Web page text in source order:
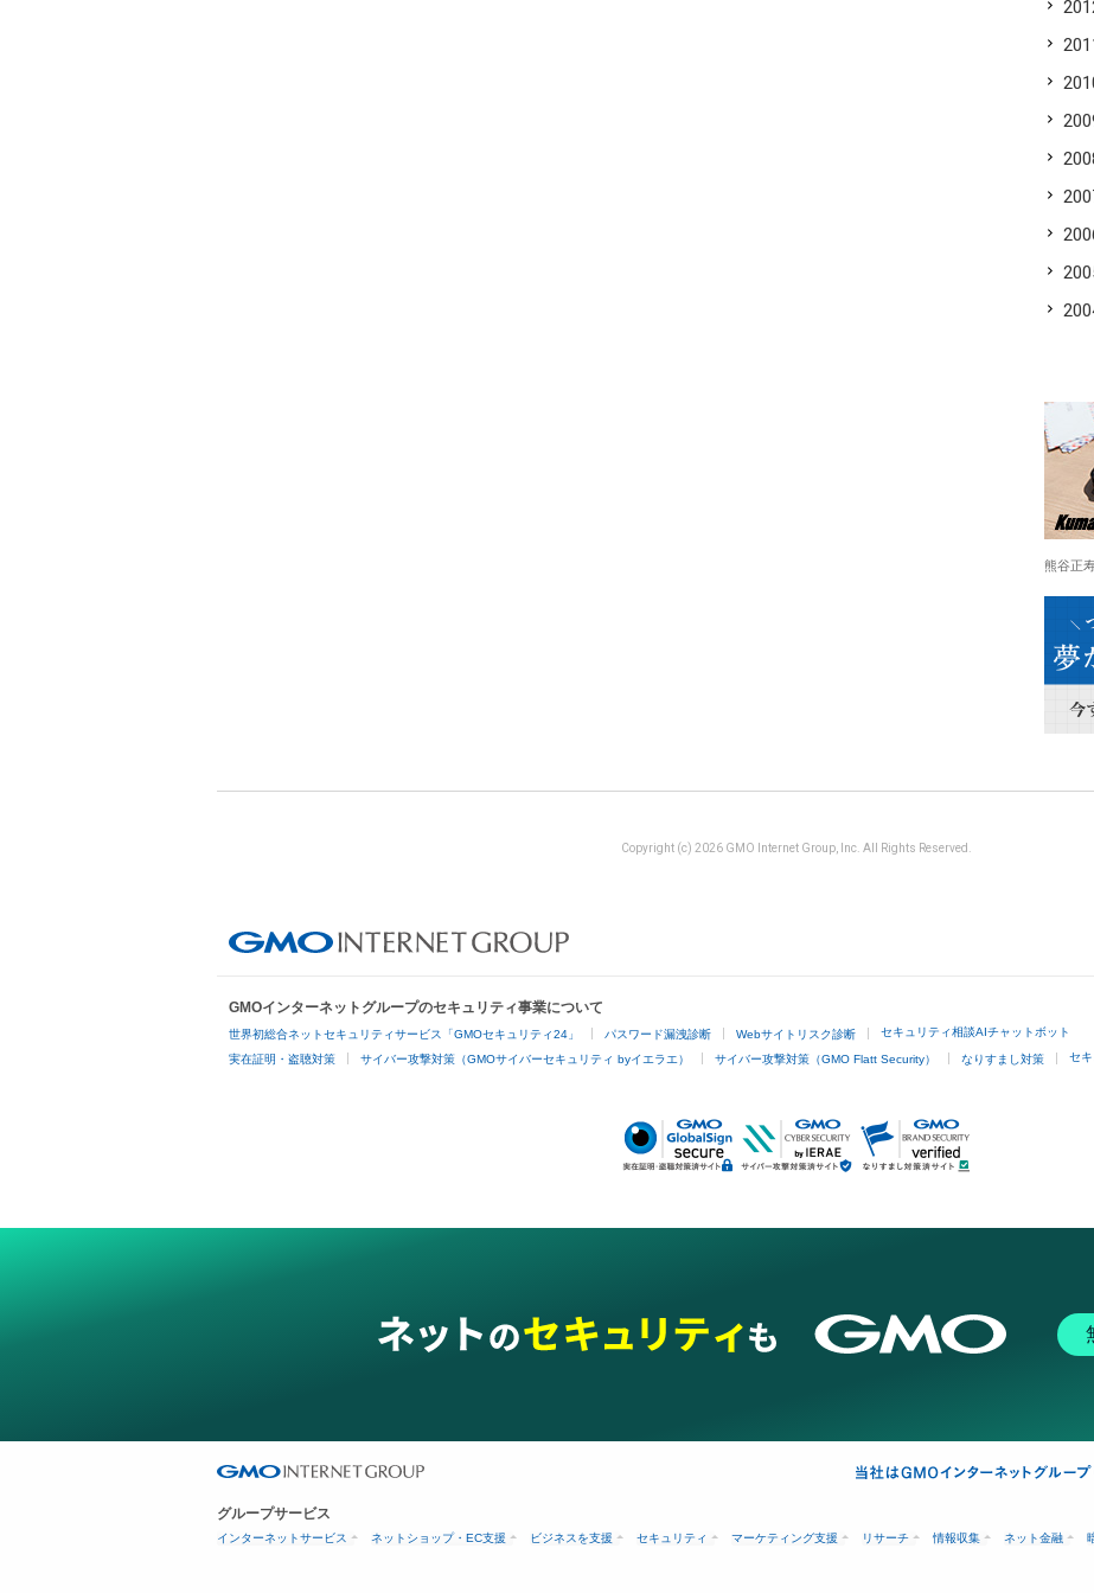
熊谷正
Copyright (c) 2026 GMO Internet Group, Inc. All Rights Reserved.
GMOインターネットグループのセキュリティ事業について
世界初総合ネットセキュリティサービス「GMOセキュリティ24」 パスワード漏洩診断 Webサイトリスク診断 セキュリティ相談AIチャットボット
実在証明・盗聴対策 サイバー攻撃対策（GMOサイバーセキュリティ byイエラエ） サイバー攻撃対策（GMO Flatt Security） なりすまし対策 セ
グループサービス
インターネットサービス ネットショップ・EC支援 ビジネスを支援 セキュリティ マーケティング支援 リサーチ 情報収集 ネット金融